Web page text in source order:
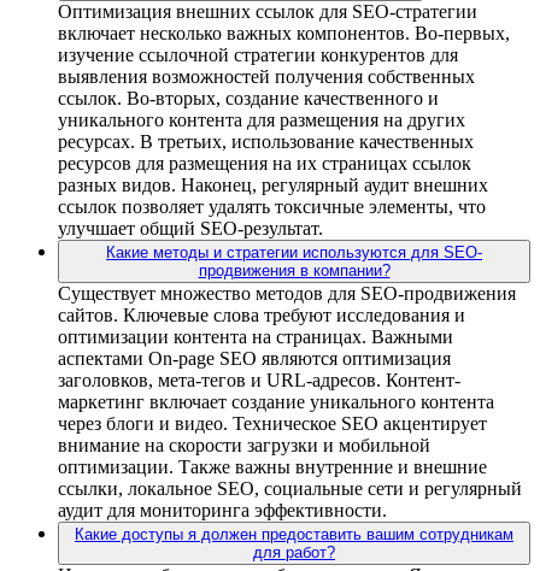
Оптимизация внешних ссылок для SEO-стратегии
включает несколько важных компонентов. Во-первых,
изучение ссылочной стратегии конкурентов для
выявления возможностей получения собственных
ссылок. Во-вторых, создание качественного и
уникального контента для размещения на других
ресурсах. В третьих, использование качественных
ресурсов для размещения на их страницах ссылок
разных видов. Наконец, регулярный аудит внешних
ссылок позволяет удалять токсичные элементы, что
улучшает общий SEO-результат.
Какие методы и стратегии используются для SEO-
продвижения в компании?
Существует множество методов для SEO-продвижения
сайтов. Ключевые слова требуют исследования и
оптимизации контента на страницах. Важными
аспектами On-page SEO являются оптимизация
заголовков, мета-тегов и URL-адресов. Контент-
маркетинг включает создание уникального контента
через блоги и видео. Техническое SEO акцентирует
внимание на скорости загрузки и мобильной
оптимизации. Также важны внутренние и внешние
ссылки, локальное SEO, социальные сети и регулярный
аудит для мониторинга эффективности.
Какие доступы я должен предоставить вашим сотрудникам
для работ?